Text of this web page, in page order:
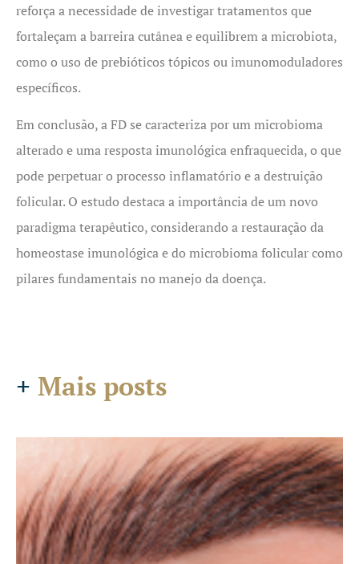
reforça a necessidade de investigar tratamentos que
fortaleçam a barreira cutânea e equilibrem a microbiota,
como o uso de prebióticos tópicos ou imunomoduladores
específicos.
Em conclusão, a FD se caracteriza por um microbioma
alterado e uma resposta imunológica enfraquecida, o que
pode perpetuar o processo inflamatório e a destruição
folicular. O estudo destaca a importância de um novo
paradigma terapêutico, considerando a restauração da
homeostase imunológica e do microbioma folicular como
pilares fundamentais no manejo da doença.
+ Mais posts